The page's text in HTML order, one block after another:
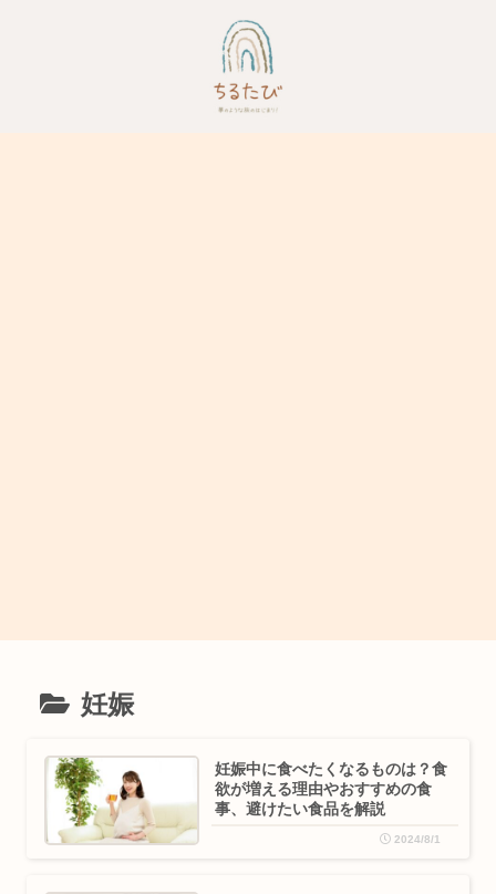
妊娠
妊娠中に食べたくなるものは？食
欲が増える理由やおすすめの食
事、避けたい食品を解説
2024/8/1